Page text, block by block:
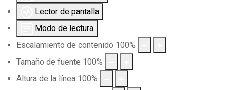
Lector de pantalla
Modo de lectura
Escalamiento de contenido 100%
Tamaño de fuente 100%
Altura de la línea 100%